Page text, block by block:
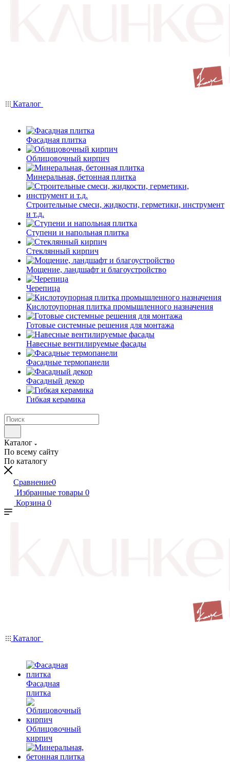
Каталог
Фасадная плитка
Облицовочный кирпич
Минеральная, бетонная плитка
Строительные смеси, жидкости, герметики, инструмент
и т.д.
Ступени и напольная плитка
Cтеклянный кирпич
Мощение, ландшафт и благоустройство
Черепица
Кислотоупорная плитка промышленного назначения
Готовые системные решения для монтажа
Навесные вентилируемые фасады
Фасадные термопанели
Фасадный декор
Гибкая керамика
Каталог
По всему сайту
По каталогу
Сравнение0
Избранные товары 0
Корзина 0
Каталог
Фасадная
плитка
Облицовочный
кирпич